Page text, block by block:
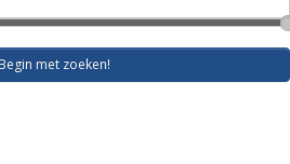
met zoeken!